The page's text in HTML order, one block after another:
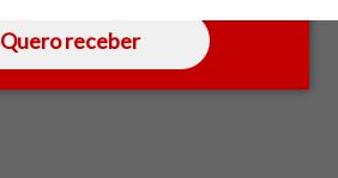
Quero receber